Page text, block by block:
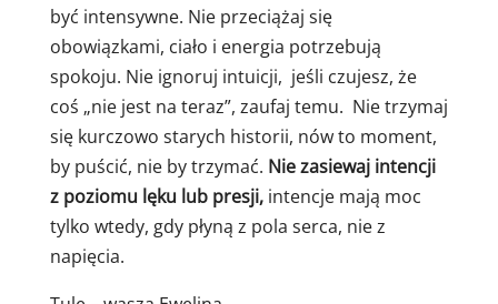
być intensywne. Nie przeciążaj się
obowiązkami, ciało i energia potrzebują
spokoju. Nie ignoruj intuicji, jeśli czujesz, że
coś „nie jest na teraz”, zaufaj temu. Nie trzymaj
się kurczowo starych historii, nów to moment,
by puścić, nie by trzymać. Nie zasiewaj intencji
z poziomu lęku lub presji,intencje mają moc
tylko wtedy, gdy płyną z pola serca, nie z
napięcia.